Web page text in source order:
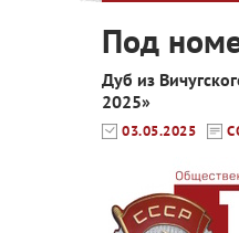
Под
Дуб из
2025»
03.05.2025